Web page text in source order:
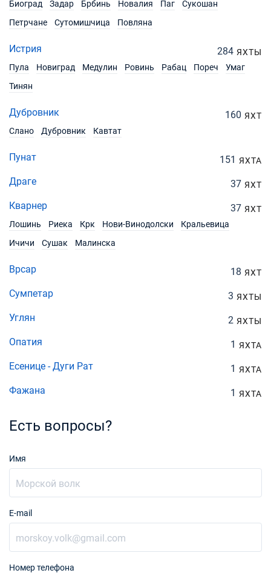
Биоград Задар Брбинь Новалия Паг
Сукошан
Петрчане
Сутомишчица Повляна
Истрия 284 ЯХТЫ
Пула
Новиград Медулин Ровинь Рабац Пореч
Умаг
Тинян
Дубровник 160 ЯХТ
Слано
Дубровник Кавтат
Пунат 151 ЯХТА
Драге 37 ЯХТ
Кварнер 37 ЯХТ
Лошинь
Риека Крк Нови-Винодолски
Кральевица
Ичичи
Сушак Малинска
Врсар 18 ЯХТ
Сумпетар 3 ЯХТЫ
Углян 2 ЯХТЫ
Опатия 1 ЯХТА
Есенице - Дуги Рат 1 ЯХТА
Фажана 1 ЯХТА
Есть вопросы?
Имя
E-mail
Номер телефона